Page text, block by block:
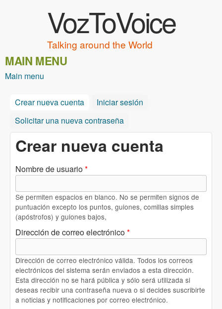
VozToVoice
Talking around the World
MAIN MENU
Main menu
Crear nueva cuenta (solapa activa)
Iniciar sesión
Solicitar una nueva contraseña
Crear nueva cuenta
Nombre de usuario*
Se permiten espacios en blanco. No se permiten signos de
puntuación excepto los puntos, guiones, comillas simples
(apóstrofos) y guiones bajos,
Dirección de correo electrónico*
Dirección de correo electrónico válida. Todos los correos
electrónicos del sistema serán enviados a esta dirección.
Esta dirección no se hará pública y sólo será utilizada si
deseas recibir una contraseña nueva o si decides suscribirte
a noticias y notificaciones por correo electrónico.